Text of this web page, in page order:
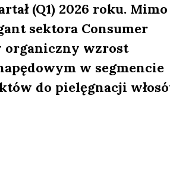
(Q1) 2026 roku. Mimo
sektora Consumer
organiczny wzrost
w segmencie
do pielęgnacji